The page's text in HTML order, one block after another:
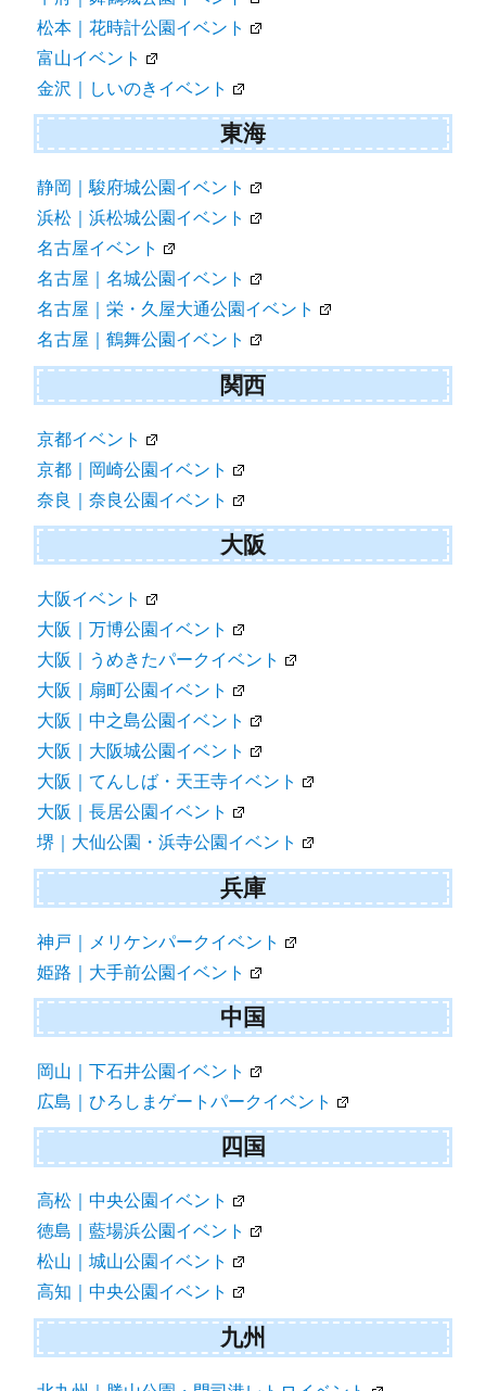
松本｜花時計公園イベント
富山イベント
金沢｜しいのきイベント
東海
静岡｜駿府城公園イベント
浜松｜浜松城公園イベント
名古屋イベント
名古屋｜名城公園イベント
名古屋｜栄・久屋大通公園イベント
名古屋｜鶴舞公園イベント
関西
京都イベント
京都｜岡崎公園イベント
奈良｜奈良公園イベント
大阪
大阪イベント
大阪｜万博公園イベント
大阪｜うめきたパークイベント
大阪｜扇町公園イベント
大阪｜中之島公園イベント
大阪｜大阪城公園イベント
大阪｜てんしば・天王寺イベント
大阪｜長居公園イベント
堺｜大仙公園・浜寺公園イベント
兵庫
神戸｜メリケンパークイベント
姫路｜大手前公園イベント
中国
岡山｜下石井公園イベント
広島｜ひろしまゲートパークイベント
四国
高松｜中央公園イベント
徳島｜藍場浜公園イベント
松山｜城山公園イベント
高知｜中央公園イベント
九州